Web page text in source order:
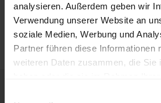
analysieren. Außerdem geben wir
Verwendung unserer Website an
soziale Medien, Werbung und
Partner führen diese Informationen
weiteren Daten zusammen, die Sie
Die aktuelle Preisentwicklung für
können Sie jederzeit auf unserer